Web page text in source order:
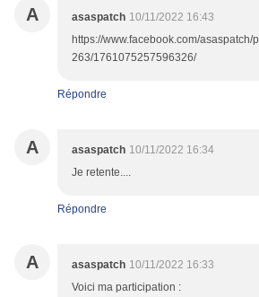
A asaspatch 10/11/2022 16:43
https://www.facebook.com/
263/1761075257596326/
Répondre
A asaspatch 10/11/2022 16:34
Je retente....
Répondre
A asaspatch 10/11/2022 16:33
Voici ma participation :